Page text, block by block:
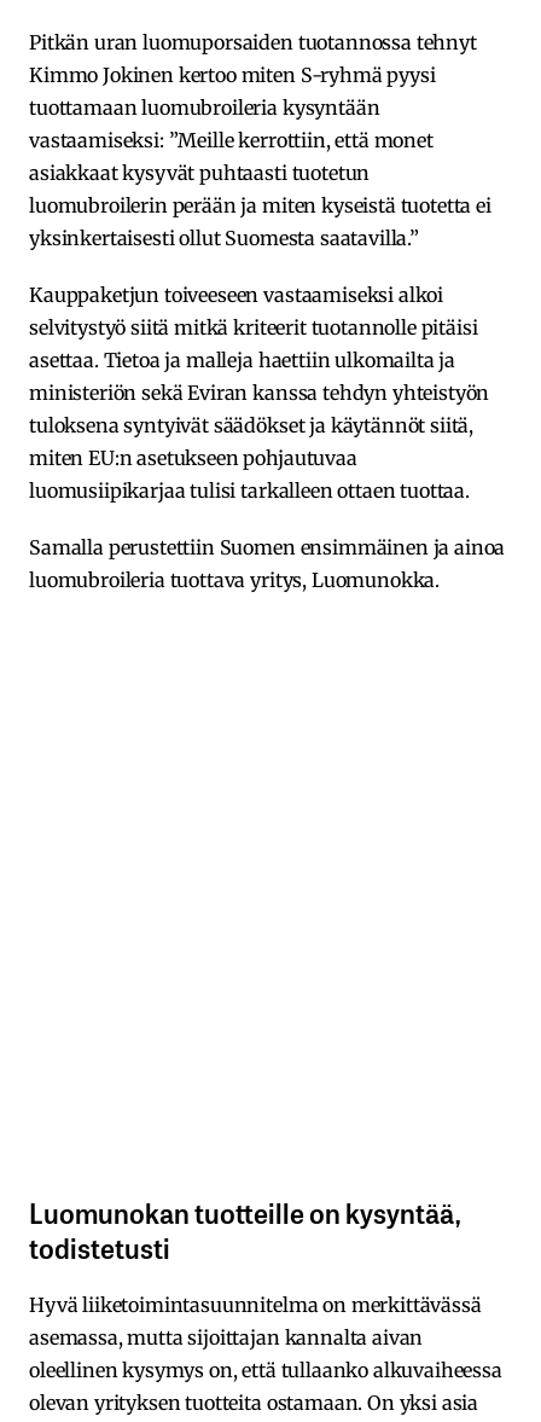
Pitkän uran luomuporsaiden tuotannossa tehnyt
Kimmo Jokinen kertoo miten S-ryhmä pyysi
tuottamaan luomubroileria kysyntään
vastaamiseksi: ”Meille kerrottiin, että monet
asiakkaat kysyvät puhtaasti tuotetun
luomubroilerin perään ja miten kyseistä tuotetta ei
yksinkertaisesti ollut Suomesta saatavilla.”
Kauppaketjun toiveeseen vastaamiseksi alkoi
selvitystyö siitä mitkä kriteerit tuotannolle pitäisi
asettaa. Tietoa ja malleja haettiin ulkomailta ja
ministeriön sekä Eviran kanssa tehdyn yhteistyön
tuloksena syntyivät säädökset ja käytännöt siitä,
miten EU:n asetukseen pohjautuvaa
luomusiipikarjaa tulisi tarkalleen ottaen tuottaa.
Samalla perustettiin Suomen ensimmäinen ja ainoa
luomubroileria tuottava yritys, Luomunokka.
Luomunokan tuotteille on kysyntää,
todistetusti
Hyvä liiketoimintasuunnitelma on merkittävässä
asemassa, mutta sijoittajan kannalta aivan
oleellinen kysymys on, että tullaanko alkuvaiheessa
olevan yrityksen tuotteita ostamaan. On yksi asia